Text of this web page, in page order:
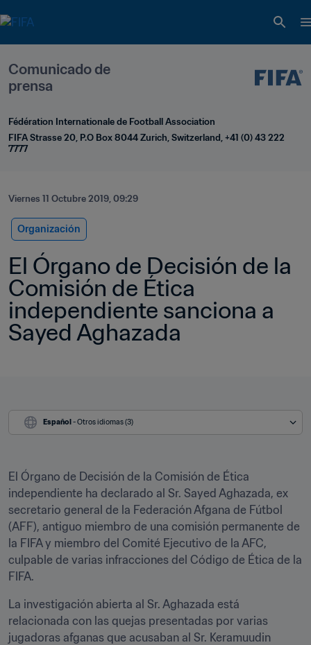
Comunicado de
prensa
Fédération Internationale de Football Association
FIFA Strasse 20, P.O Box 8044 Zurich, Switzerland, +41 (0) 43 222
7777
Viernes 11 Octubre 2019, 09:29
Organización
El Órgano de Decisión de la
Comisión de Ética
independiente sanciona a
Sayed Aghazada
Español - Otros idiomas (3)
El Órgano de Decisión de la Comisión de Ética
independiente ha declarado al Sr. Sayed Aghazada, ex
secretario general de la Federación Afgana de Fútbol
(AFF), antiguo miembro de una comisión permanente de
la FIFA y miembro del Comité Ejecutivo de la AFC,
culpable de varias infracciones del Código de Ética de la
FIFA.
La investigación abierta al Sr. Aghazada está
relacionada con las quejas presentadas por varias
jugadoras afganas que acusaban al Sr. Keramuudin